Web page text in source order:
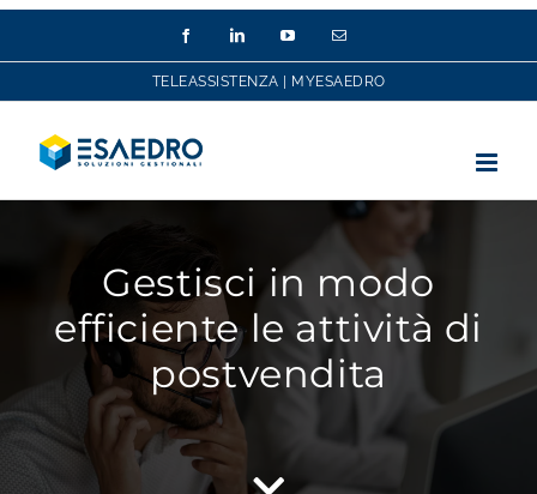
FacebookLinkedInYouTubeEmail
TELEASSISTENZA MYESAEDRO
Gestisci in modo
efficiente le attività di
postvendita